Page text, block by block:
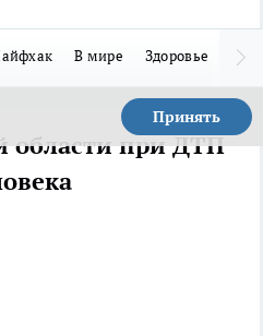
В мире Здоровье
Принять
области при ДТП